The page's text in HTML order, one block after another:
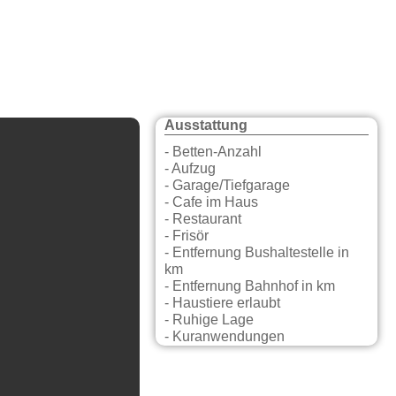
Ausstattung
- Betten-Anzahl
- Aufzug
- Garage/Tiefgarage
- Cafe im Haus
- Restaurant
- Frisör
- Entfernung Bushaltestelle in
km
- Entfernung Bahnhof in km
- Haustiere erlaubt
- Ruhige Lage
- Kuranwendungen